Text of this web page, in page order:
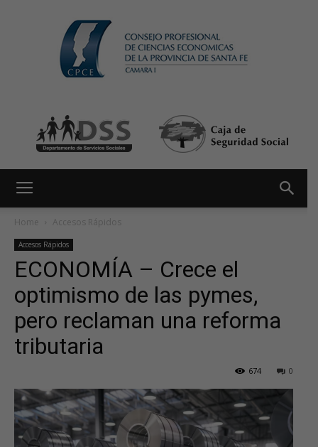
Home Accesos Rápidos
Accesos Rápidos
ECONOMÍA – Crece el
optimismo de las pymes,
pero reclaman una reforma
tributaria
0
674